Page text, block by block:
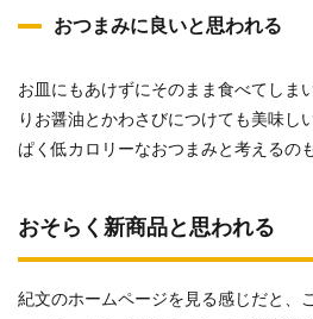
おつまみに良いと思われる
お皿にもあけずにそのまま食べてしま
りお醤油とかわさびにつけても美味し
ぱく低カロリーなおつまみと考えるの
おそらく新商品と思われる
紀文のホームページを見る感じだと、